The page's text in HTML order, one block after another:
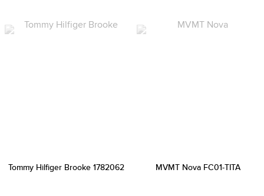
Tommy Hilfiger Brooke 1782062 MVMT Nova FC01-TITA